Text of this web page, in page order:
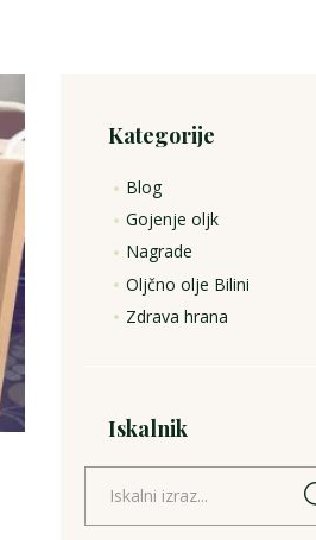
Kategorije
Blog
Gojenje oljk
Nagrade
Oljčno olje Bilini
Zdrava hrana
Iskalnik